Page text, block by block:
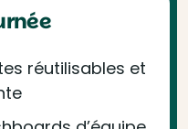
réutilisables et